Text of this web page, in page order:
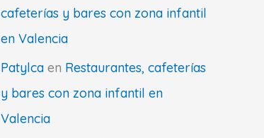
cafeterías y bares con zona infantil
en Valencia
Patylca en Restaurantes, cafeterías
y bares con zona infantil en
Valencia